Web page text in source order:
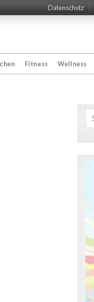
Datenschutz
Fitness Wellness